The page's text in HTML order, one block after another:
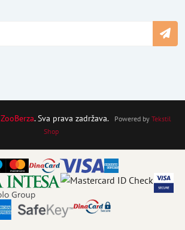
ZooBerza. Sva prava zadržava. Powered by Tekstil
Shop